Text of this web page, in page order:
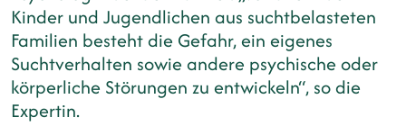
Kinder und Jugendlichen aus suchtbelasteten
Familien besteht die Gefahr, ein eigenes
Suchtverhalten sowie andere psychische oder
körperliche Störungen zu entwickeln“, so die
Expertin.